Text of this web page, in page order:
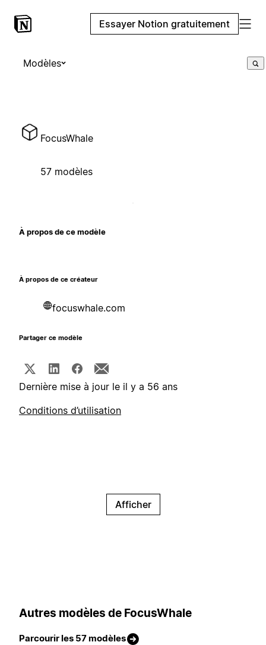
Essayer Notion gratuitement
Modèles
FocusWhale
57 modèles
À propos de ce modèle
À propos de ce créateur
focuswhale.com
Partager ce modèle
Dernière mise à jour le il y a 56 ans
Conditions d’utilisation
Afficher
Autres modèles de FocusWhale
Parcourir les 57 modèles